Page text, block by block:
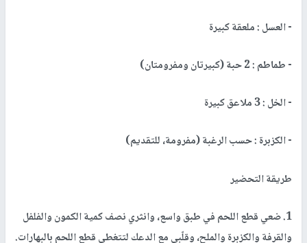
- العسل : ملعقة كبيرة
- طماطم : 2 حبة (كبيرتان ومفرومتان)
- الخل : 3 ملاعق كبيرة
- الكزبرة : حسب الرغبة (مفرومة، للتقديم)
طريقة التحضير
1. ضعي قطع اللحم في طبق واسع، وانثري نصف كمية الكمون والفلفل
والقرفة والكزبرة والملح، وقلّبي مع الدعك لتتغطى قطع اللحم بالبهارات.